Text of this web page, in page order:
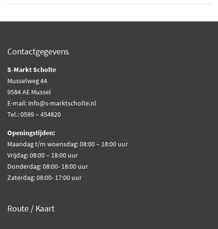
Contactgegevens
S-Markt Scholte
Musselweg 44
9584 AE Mussel
E-mail: info@s-marktscholte.nl
Tel.: 0599 – 454820
Openingstijden:
Maandag t/m woensdag: 08:00 – 18:00 uur
Vrijdag: 08:00 – 18:00 uur
Donderdag: 08:00- 18:00 uur
Zaterdag: 08:00- 17:00 uur
Route / Kaart